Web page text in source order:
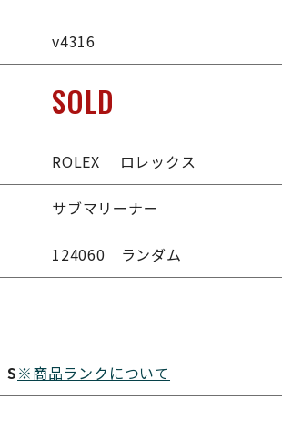
v4316
SOLD
ROLEX ロレックス
サブマリーナー
124060 ランダム
S※商品ランクについて